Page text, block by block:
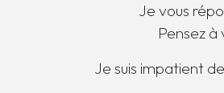
Je vous
Pensez
Je suis impatient